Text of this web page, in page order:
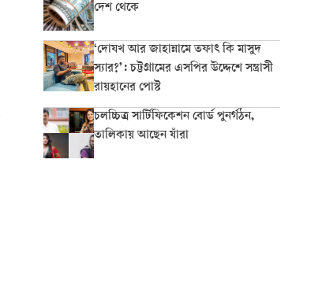
দেশ থেকে
‘দোযখ আর জাহান্নামে তফাৎ কি মাসুদ
স্যার?’: চট্টগ্রামের এসপির উদ্দেশে সন্ত্রাসী
রায়হানের পোস্ট
চলচ্চিত্র সার্টিফিকেশন বোর্ড পুনর্গঠন,
তালিকায় আছেন যাঁরা